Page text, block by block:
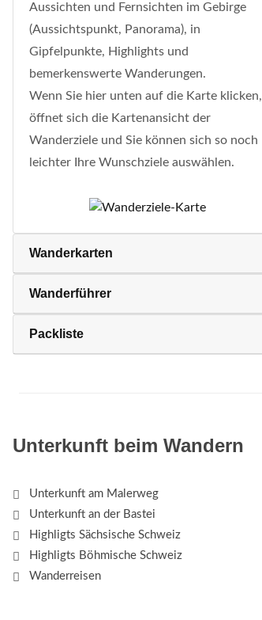
Aussichten und Fernsichten im Gebirge
(Aussichtspunkt, Panorama), in
Gipfelpunkte, Highlights und
bemerkenswerte Wanderungen.
Wenn Sie hier unten auf die Karte klicken,
öffnet sich die Kartenansicht der
Wanderziele und Sie können sich so noch
leichter Ihre Wunschziele auswählen.
Wanderkarten
Wanderführer
Packliste
Unterkunft beim Wandern
Unterkunft am Malerweg
Unterkunft an der Bastei
Highligts Sächsische Schweiz
Highligts Böhmische Schweiz
Wanderreisen